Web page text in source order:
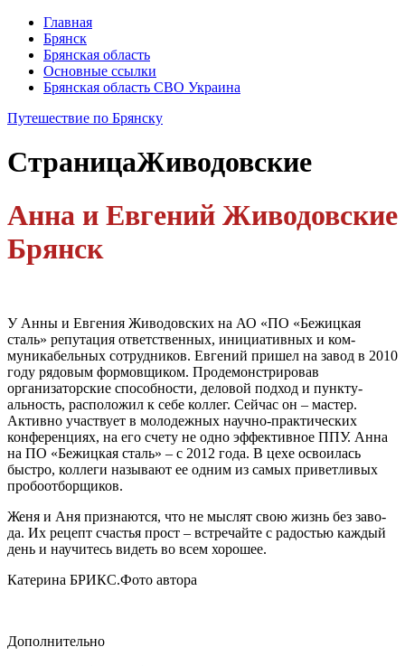
Главная
Брянск
Брянская область
Основные ссылки
Брянская область СВО Украина
Путешествие по Брянску
СтраницаЖиводовские
Анна и Евгений Живодовские
Брянск
У Анны и Евгения Живодовских на АО «ПО «Бежицкая
сталь» репутация ответственных, инициативных и ком­
муникабельных сотрудников. Евгений пришел на завод в 2010
году рядовым формовщиком. Продемонстрировав
организаторские способности, деловой подход и пункту­
альность, расположил к себе коллег. Сейчас он – мастер.
Активно участвует в молодежных научно-практических
конференциях, на его счету не одно эффективное ППУ. Анна
на ПО «Бежицкая сталь» – с 2012 года. В цехе освои­лась
быстро, коллеги называют ее одним из самых при­ветливых
пробоотборщиков.
Женя и Аня признаются, что не мыслят свою жизнь без заво­
да. Их рецепт счастья прост – встречайте с радостью каждый
день и научитесь видеть во всем хорошее.
Катерина БРИКС.Фото автора
Дополнительно